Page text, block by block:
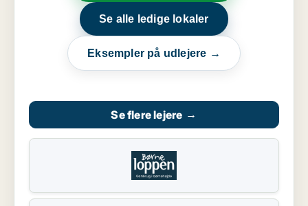
Se alle ledige lokaler
Eksempler på udlejere →
Se flere lejere →